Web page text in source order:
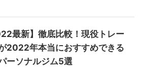
最新】徹底比較！現役トレー
2022年本当におすすめできる
ーソナルジム5選